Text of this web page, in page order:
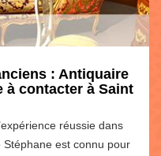
: Antiquaire
à contacter à Saint
réussie dans
Stéphane est connu pour